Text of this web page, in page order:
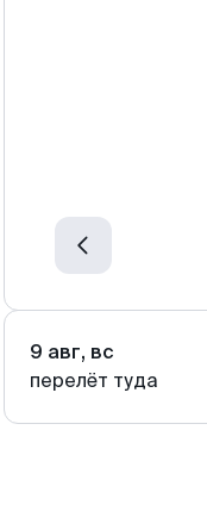
9 авг, вс
перелёт туда